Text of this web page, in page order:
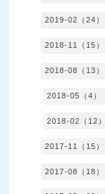
2019-02（24）
2018-11（15）
2018-08（13）
2018-05（4）
2018-02（12）
2017-11（15）
2017-08（18）